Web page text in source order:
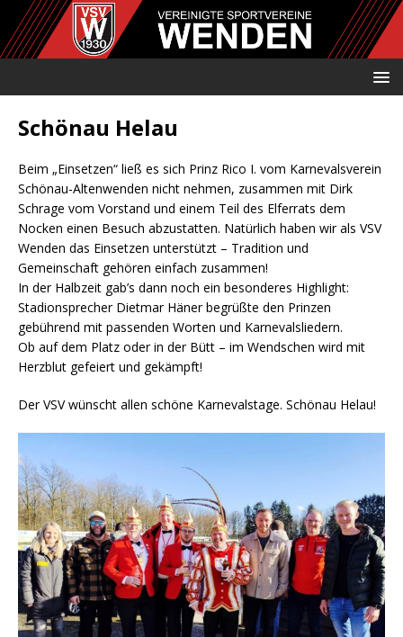
Schönau Helau
Beim „Einsetzen“ ließ es sich Prinz Rico I. vom Karnevalsverein
Schönau-Altenwenden nicht nehmen, zusammen mit Dirk
Schrage vom Vorstand und einem Teil des Elferrats dem
Nocken einen Besuch abzustatten. Natürlich haben wir als VSV
Wenden das Einsetzen unterstützt – Tradition und
Gemeinschaft gehören einfach zusammen!
In der Halbzeit gab’s dann noch ein besonderes Highlight:
Stadionsprecher Dietmar Häner begrüßte den Prinzen
gebührend mit passenden Worten und Karnevalsliedern.
Ob auf dem Platz oder in der Bütt – im Wendschen wird mit
Herzblut gefeiert und gekämpft!
Der VSV wünscht allen schöne Karnevalstage. Schönau Helau!